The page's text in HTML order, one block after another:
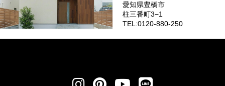
愛知県豊橋市
柱三番町3−1
TEL:0120-880-250